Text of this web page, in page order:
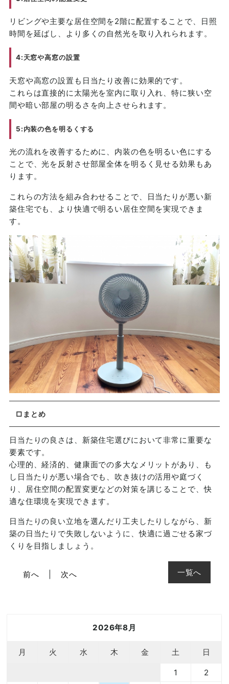
リビングや主要な居住空間を2階に配置することで、日照
時間を延ばし、より多くの自然光を取り入れられます。
4:天窓や高窓の設置
天窓や高窓の設置も日当たり改善に効果的です。
これらは直接的に太陽光を室内に取り入れ、特に狭い空
間や暗い部屋の明るさを向上させられます。
5:内装の色を明るくする
光の流れを改善するために、内装の色を明るい色にする
ことで、光を反射させ部屋全体を明るく見せる効果もあ
ります。
これらの方法を組み合わせることで、日当たりが悪い新
築住宅でも、より快適で明るい居住空間を実現できま
す。
□まとめ
日当たりの良さは、新築住宅選びにおいて非常に重要な
要素です。
心理的、経済的、健康面での多大なメリットがあり、も
し日当たりが悪い場合でも、吹き抜けの活用や庭づく
り、居住空間の配置変更などの対策を講じることで、快
適な住環境を実現できます。
日当たりの良い立地を選んだり工夫したりしながら、新
築の日当たりで失敗しないように、快適に過ごせる家づ
くりを目指しましょう。
一覧へ
前へ 次へ
2026年8月
月 火 水 木 金 土 日
1
2